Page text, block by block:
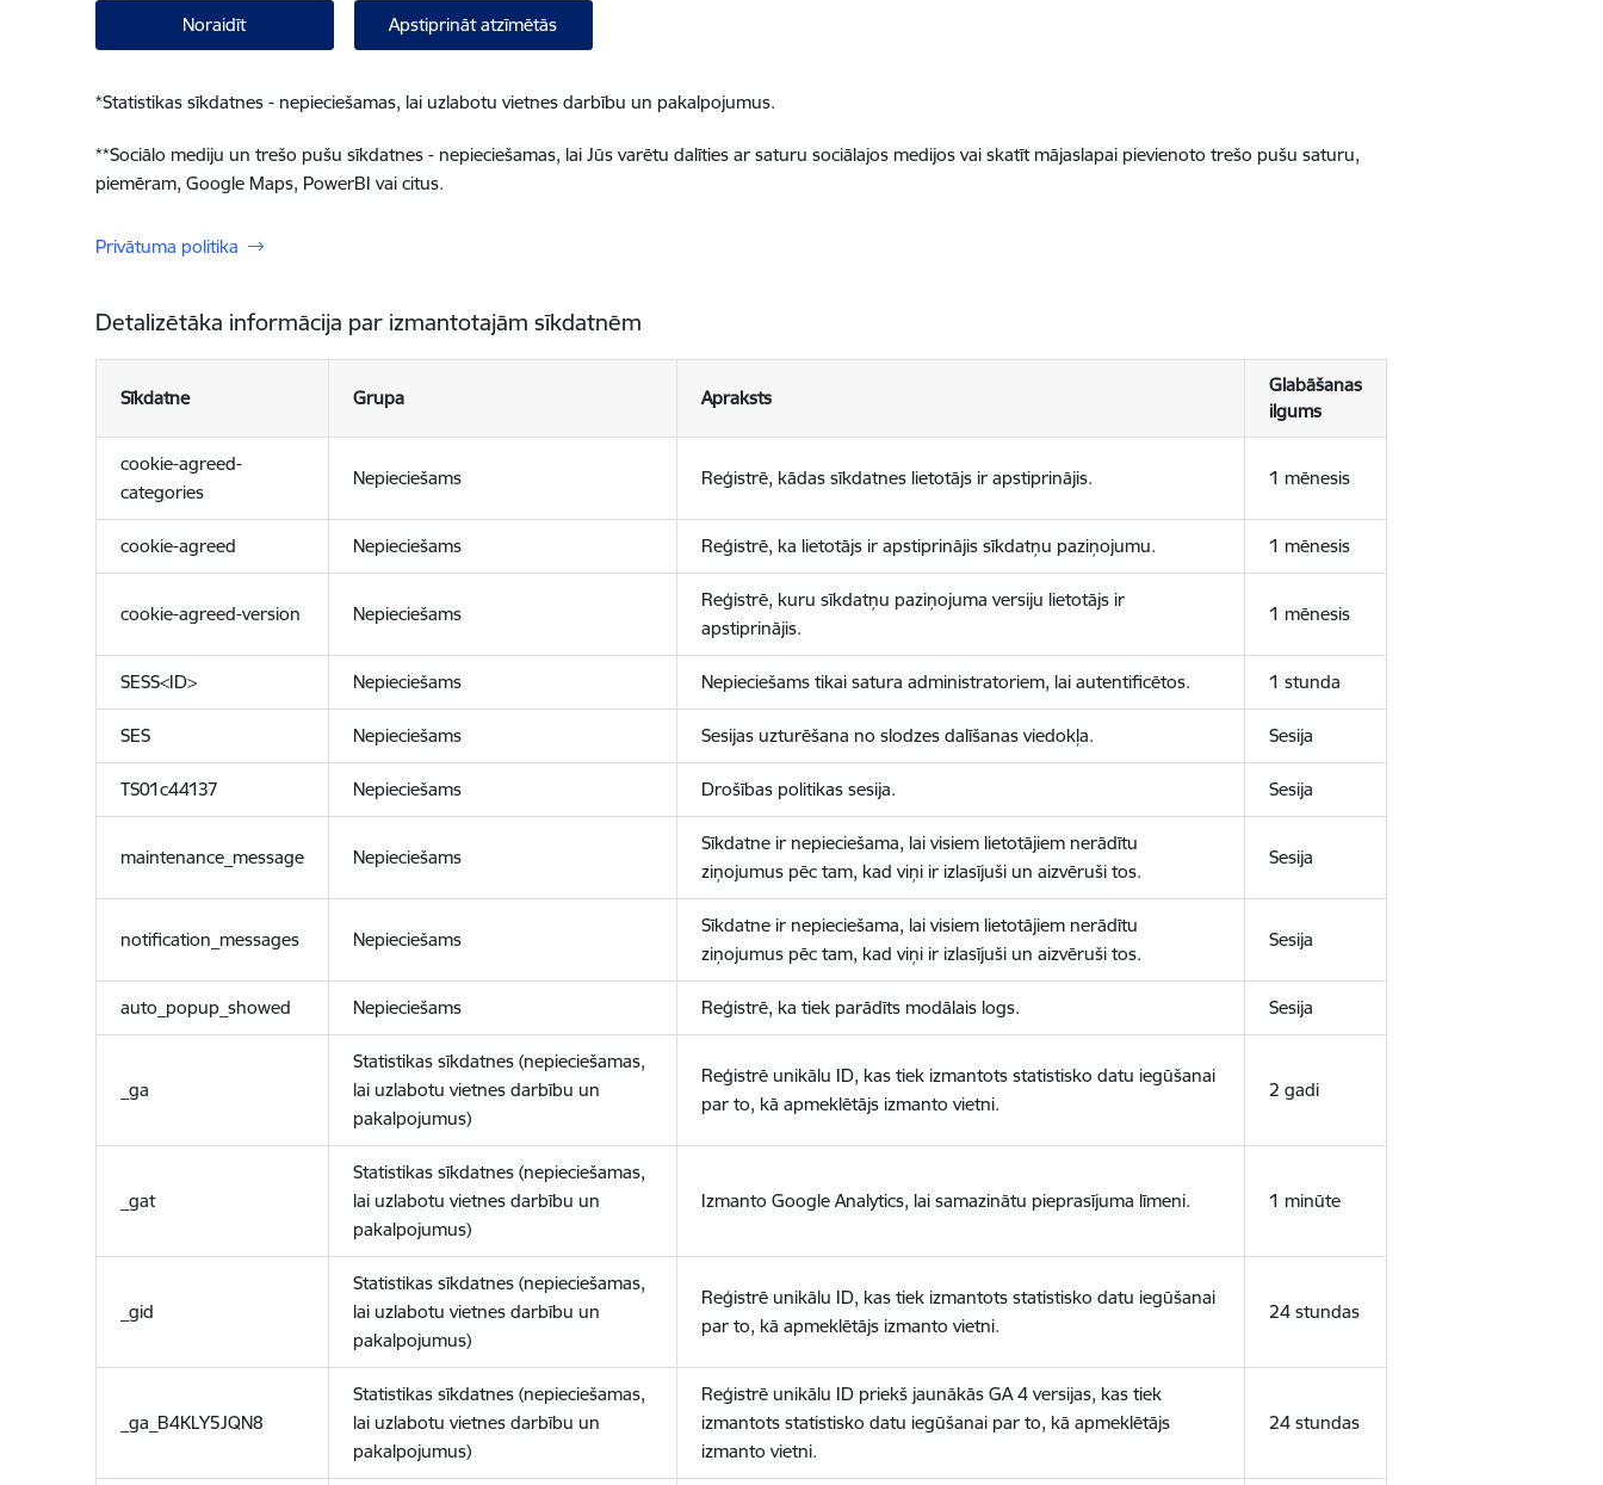
Noraidīt Apstiprināt atzīmētās
*Statistikas sīkdatnes - nepieciešamas, lai uzlabotu vietnes darbību un pakalpojumus.
**Sociālo mediju un trešo pušu sīkdatnes - nepieciešamas, lai Jūs varētu dalīties ar saturu sociālajos medijos vai skatīt mājaslapai pievienoto trešo pušu saturu,
piemēram, Google Maps, PowerBI vai citus.
Privātuma politika
Detalizētāka informācija par izmantotajām sīkdatnēm
Sīkdatne Grupa Apraksts
Glabāšanas
ilgums
cookie-agreed-
categories
Nepieciešams Reģistrē, kādas sīkdatnes lietotājs ir apstiprinājis. 1 mēnesis
cookie-agreed Nepieciešams Reģistrē, ka lietotājs ir apstiprinājis sīkdatņu paziņojumu. 1 mēnesis
cookie-agreed-version Nepieciešams
Reģistrē, kuru sīkdatņu paziņojuma versiju lietotājs ir
apstiprinājis.
1 mēnesis
SESS<ID> Nepieciešams Nepieciešams tikai satura administratoriem, lai autentificētos. 1 stunda
SES Nepieciešams Sesijas uzturēšana no slodzes dalīšanas viedokļa. Sesija
TS01c44137 Nepieciešams Drošības politikas sesija. Sesija
maintenance_message Nepieciešams
Sīkdatne ir nepieciešama, lai visiem lietotājiem nerādītu
ziņojumus pēc tam, kad viņi ir izlasījuši un aizvēruši tos.
Sesija
notification_messages Nepieciešams
Sīkdatne ir nepieciešama, lai visiem lietotājiem nerādītu
ziņojumus pēc tam, kad viņi ir izlasījuši un aizvēruši tos.
Sesija
auto_popup_showed Nepieciešams Reģistrē, ka tiek parādīts modālais logs. Sesija
_ga
Statistikas sīkdatnes (nepieciešamas,
lai uzlabotu vietnes darbību un
pakalpojumus)
Reģistrē unikālu ID, kas tiek izmantots statistisko datu iegūšanai
par to, kā apmeklētājs izmanto vietni.
2 gadi
_gat
Statistikas sīkdatnes (nepieciešamas,
lai uzlabotu vietnes darbību un
pakalpojumus)
Izmanto Google Analytics, lai samazinātu pieprasījuma līmeni. 1 minūte
_gid
Statistikas sīkdatnes (nepieciešamas,
lai uzlabotu vietnes darbību un
pakalpojumus)
Reģistrē unikālu ID, kas tiek izmantots statistisko datu iegūšanai
par to, kā apmeklētājs izmanto vietni.
24 stundas
_ga_B4KLY5JQN8
Statistikas sīkdatnes (nepieciešamas,
lai uzlabotu vietnes darbību un
pakalpojumus)
Reģistrē unikālu ID priekš jaunākās GA 4 versijas, kas tiek
izmantots statistisko datu iegūšanai par to, kā apmeklētājs
izmanto vietni.
24 stundas